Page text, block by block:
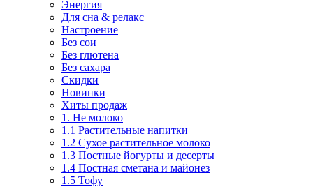
Энергия
Для сна & релакс
Настроение
Без сои
Без глютена
Без сахара
Скидки
Новинки
Хиты продаж
1. Не молоко
1.1 Растительные напитки
1.2 Сухое растительное молоко
1.3 Постные йогурты и десерты
1.4 Постная сметана и майонез
1.5 Тофу